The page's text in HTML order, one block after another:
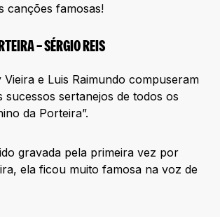
canções famosas!
– SÉRGIO REIS
Vieira e Luis Raimundo compuseram
sucessos sertanejos de todos os
da Porteira”.
gravada pela primeira vez por
ela ficou muito famosa na voz de